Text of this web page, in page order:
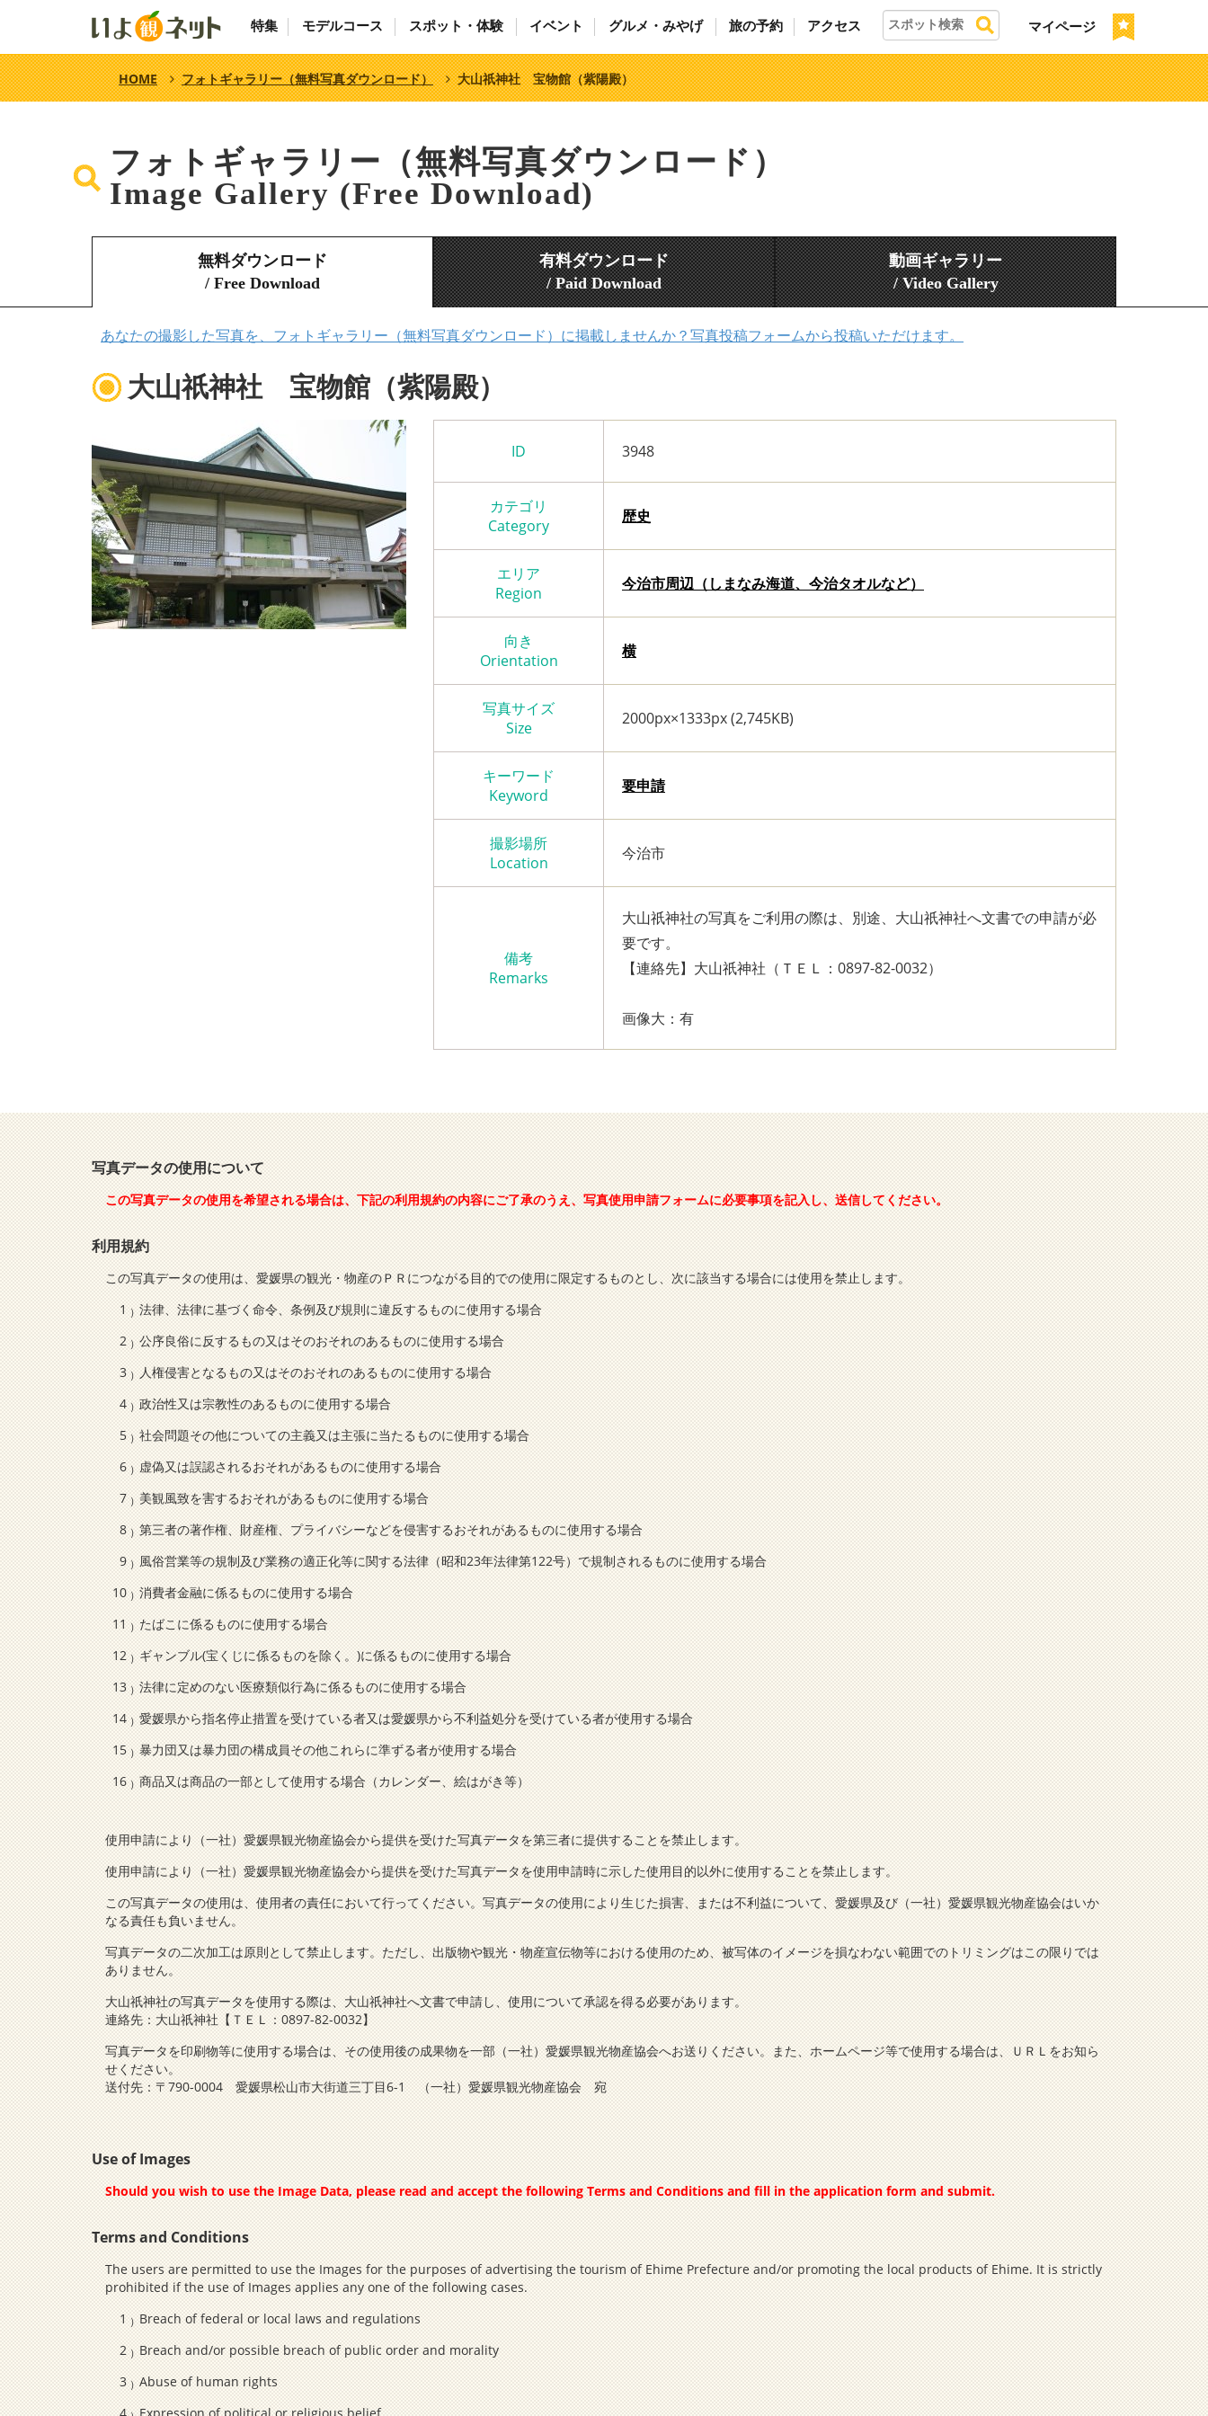
マイページ
特集 モデルコース スポット・体験 イベント グルメ・みやげ 旅の予約 アクセス
HOME フォトギャラリー（無料写真ダウンロード） 大山祇神社 宝物館（紫陽殿）
フォトギャラリー（無料写真ダウンロード）
Image Gallery (Free Download)
無料ダウンロード
/ Free Download
有料ダウンロード
/ Paid Download
動画ギャラリー
/ Video Gallery
あなたの撮影した写真を、フォトギャラリー（無料写真ダウンロード）に掲載しませんか？写真投稿フォームから投稿いただけます。
大山祇神社 宝物館（紫陽殿）
ID 3948
カテゴリ
Category
歴史
エリア
Region
今治市周辺（しまなみ海道、今治タオルなど）
向き
Orientation
横
写真サイズ
Size
2000px×1333px (2,745KB)
キーワード
Keyword
要申請
撮影場所
Location
今治市
備考
Remarks
大山祇神社の写真をご利用の際は、別途、大山祇神社へ文書での申請が必
要です。
【連絡先】大山祇神社（ＴＥＬ：0897-82-0032）
画像大：有
写真データの使用について
この写真データの使用を希望される場合は、下記の利用規約の内容にご了承のうえ、写真使用申請フォームに必要事項を記入し、送信してください。
利用規約
この写真データの使用は、愛媛県の観光・物産のＰＲにつながる目的での使用に限定するものとし、次に該当する場合には使用を禁止します。
法律、法律に基づく命令、条例及び規則に違反するものに使用する場合
公序良俗に反するもの又はそのおそれのあるものに使用する場合
人権侵害となるもの又はそのおそれのあるものに使用する場合
政治性又は宗教性のあるものに使用する場合
社会問題その他についての主義又は主張に当たるものに使用する場合
虚偽又は誤認されるおそれがあるものに使用する場合
美観風致を害するおそれがあるものに使用する場合
第三者の著作権、財産権、プライバシーなどを侵害するおそれがあるものに使用する場合
風俗営業等の規制及び業務の適正化等に関する法律（昭和23年法律第122号）で規制されるものに使用する場合
消費者金融に係るものに使用する場合
たばこに係るものに使用する場合
ギャンブル(宝くじに係るものを除く。)に係るものに使用する場合
法律に定めのない医療類似行為に係るものに使用する場合
愛媛県から指名停止措置を受けている者又は愛媛県から不利益処分を受けている者が使用する場合
暴力団又は暴力団の構成員その他これらに準ずる者が使用する場合
商品又は商品の一部として使用する場合（カレンダー、絵はがき等）
使用申請により（一社）愛媛県観光物産協会から提供を受けた写真データを第三者に提供することを禁止します。
使用申請により（一社）愛媛県観光物産協会から提供を受けた写真データを使用申請時に示した使用目的以外に使用することを禁止します。
この写真データの使用は、使用者の責任において行ってください。写真データの使用により生じた損害、または不利益について、愛媛県及び（一社）愛媛県観光物産協会はいか
なる責任も負いません。
写真データの二次加工は原則として禁止します。ただし、出版物や観光・物産宣伝物等における使用のため、被写体のイメージを損なわない範囲でのトリミングはこの限りでは
ありません。
大山祇神社の写真データを使用する際は、大山祇神社へ文書で申請し、使用について承認を得る必要があります。
連絡先：大山祇神社【ＴＥＬ：0897-82-0032】
写真データを印刷物等に使用する場合は、その使用後の成果物を一部（一社）愛媛県観光物産協会へお送りください。また、ホームページ等で使用する場合は、ＵＲＬをお知ら
せください。
送付先：〒790-0004 愛媛県松山市大街道三丁目6-1 （一社）愛媛県観光物産協会 宛
Use of Images
Should you wish to use the Image Data, please read and accept the following Terms and Conditions and fill in the application form and submit.
Terms and Conditions
The users are permitted to use the Images for the purposes of advertising the tourism of Ehime Prefecture and/or promoting the local products of Ehime. It is strictly
prohibited if the use of Images applies any one of the following cases.
Breach of federal or local laws and regulations
Breach and/or possible breach of public order and morality
Abuse of human rights